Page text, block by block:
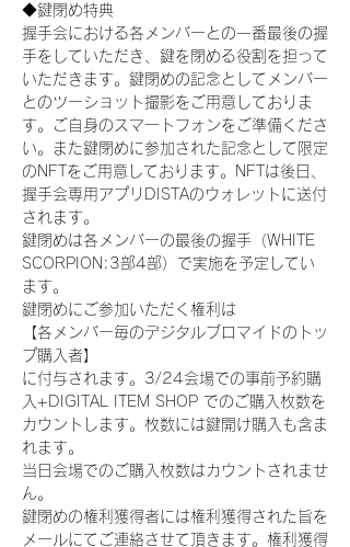
◆鍵閉め特典
握手会における各メンバーとの一番最後の握
手をしていただき、鍵を閉める役割を担って
いただきます。鍵閉めの記念としてメンバー
とのツーショット撮影をご用意しておりま
す。ご自身のスマートフォンをご準備くださ
い。また鍵閉めに参加された記念として限定
のNFTをご用意しております。NFTは後日、
握手会専用アプリDISTAのウォレットに送付
されます。
鍵閉めは各メンバーの最後の握手（WHITE
SCORPION:3部4部）で実施を予定してい
ます。
鍵閉めにご参加いただく権利は
【各メンバー毎のデジタルブロマイドのトッ
プ購入者】
に付与されます。3/24会場での事前予約購
入+DIGITAL ITEM SHOP でのご購入枚数を
カウントします。枚数には鍵開け購入も含ま
れます。
当日会場でのご購入枚数はカウントされませ
ん。
鍵閉めの権利獲得者には権利獲得された旨を
メールにてご連絡させて頂きます。権利獲得